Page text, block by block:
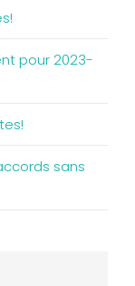
pour 2023-
sans